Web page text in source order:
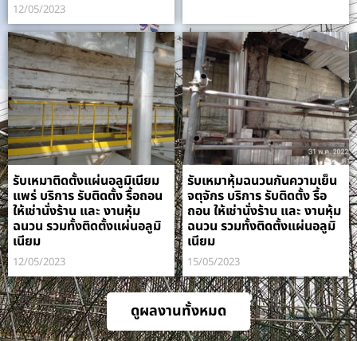
12/05/2023
รับเหมาติดตั้งแผ่นอลูมิเนียม
แพร่ บริการ รับติดตั้ง รื้อถอน
ให้เช่านั่งร้าน และ งานหุ้ม
ฉนวน รวมทั้งติดตั้งแผ่นอลูมิ
เนียม
12/05/2023
รับเหมาหุ้มฉนวนกันความเย็น
จตุจักร บริการ รับติดตั้ง รื้อ
ถอน ให้เช่านั่งร้าน และ งานหุ้ม
ฉนวน รวมทั้งติดตั้งแผ่นอลูมิ
เนียม
15/05/2023
ดูผลงานทั้งหมด